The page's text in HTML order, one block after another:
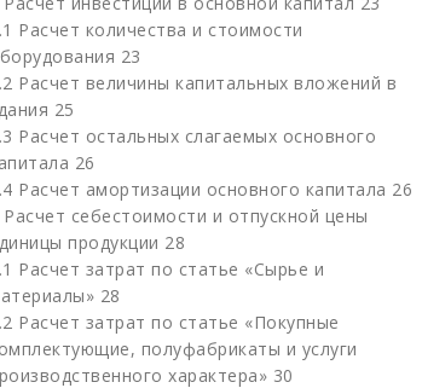
Расчет количества и стоимости
23
Расчет величины капитальных вложений в
25
Расчет остальных слагаемых основного
26
Расчет амортизации основного капитала 26
Расчет себестоимости и отпускной цены
продукции 28
Расчет затрат по статье «Сырье и
28
Расчет затрат по статье «Покупные
полуфабрикаты и услуги
характера» 30